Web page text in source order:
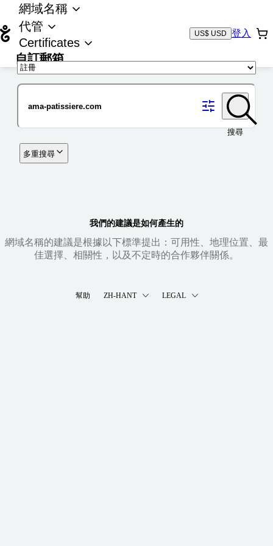
網域名稱
代管
Certificates
自訂郵箱
US$ USD 登入
搜尋
多重搜尋
我們的建議是如何產生的
網域名稱的建議是根據以下標準提出：可用性、地理位置、最
佳選擇、相關性，以及不定時的合作夥伴關係。
幫助 ZH-HANT LEGAL